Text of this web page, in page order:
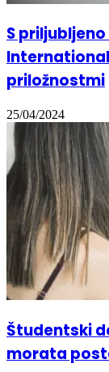
S
priložnostmi
25/04/2024
Študentski
morata